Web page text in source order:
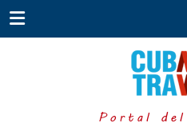
Portal del